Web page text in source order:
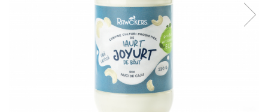
PRODUSE ECO / ORGANICE